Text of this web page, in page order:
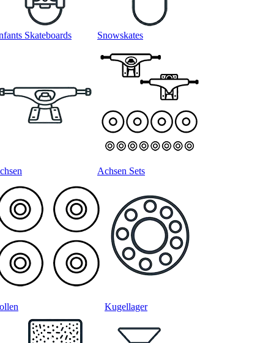
Skateboards Snowskates
Achsen Sets
Kugellager